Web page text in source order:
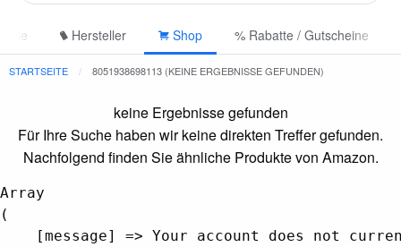
Hersteller Shop % Rabatte / Gutscheine
STARTSEITE 8051938698113 (KEINE ERGEBNISSE GEFUNDEN)
keine Ergebnisse gefunden
Für Ihre Suche haben wir keine direkten Treffer gefunden.
Nachfolgend finden Sie ähnliche Produkte von Amazon.
Array
(
[message] => Your account does not